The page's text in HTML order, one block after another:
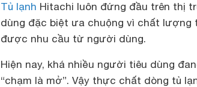
Tủ lạnh Hitachi luôn đứng đầu trên thị
dùng đặc biệt ưa chuộng vì chất
được nhu cầu từ người dùng.
Hiện nay, khá nhiều người tiêu dùng
“chạm là mở”. Vậy thực chất dòng tủ